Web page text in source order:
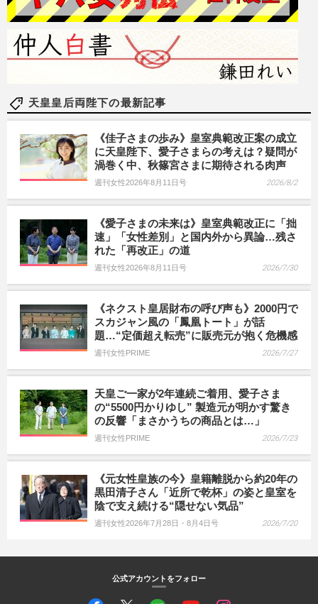
天皇皇后両陛下の最新記事
《佳子さまの歩み》皇室典範改正案の成立
に天皇陛下、愛子さまらの考えは？疑問が
渦巻く中、秋篠宮さまに期待される肉声
週刊女性2026年8月11日号 2026/8/2
《愛子さまの未来は》皇室典範改正に「拙
速」「女性差別」と国内外から異論…残さ
れた「再改正」の道
週刊女性2026年8月11日号 2026/7/30
《ネクスト皇居財布の呼び声も》2000円で
スカジャン風の「鳳凰トート」が話
題…“定価超え転売”に販売元が抱く危機感
週刊女性PRIME 2026/7/27
天皇ご一家が2年連続ご着用、愛子さま
の“5500円かりゆし” 製造元が明かす驚き
の反響「まさかうちの商品とは…」
週刊女性PRIME 2026/7/23
《元女性皇族の今》皇籍離脱から約20年の
黒田清子さん「近所で乾杯」の姿と皇室を
陰で支え続ける“隠せない気品”
週刊女性2026年7月28日・8月4日号 2026/7/20
公式アカウントをフォロー